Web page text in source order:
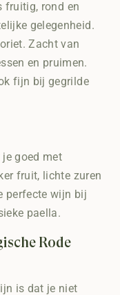
fruitig, rond en
gelegenheid.
Zacht van
en pruimen.
fijn bij gegrilde
goed met
fruit, lichte zuren
perfecte wijn bij
paella.
Rode
is dat je niet